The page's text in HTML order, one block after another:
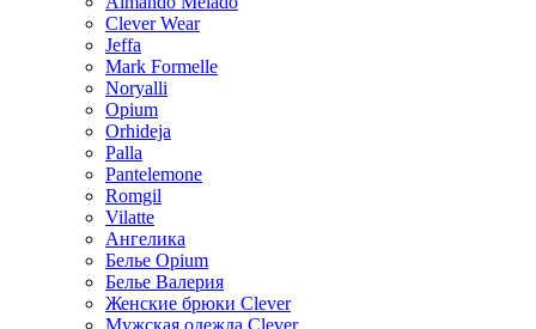
Clever Wear
Jeffa
Mark Formelle
Noryalli
Opium
Orhideja
Palla
Pantelemone
Romgil
Vilatte
Ангелика
Белье Opium
Белье Валерия
Женские брюки Clever
Мужская одежда Clever